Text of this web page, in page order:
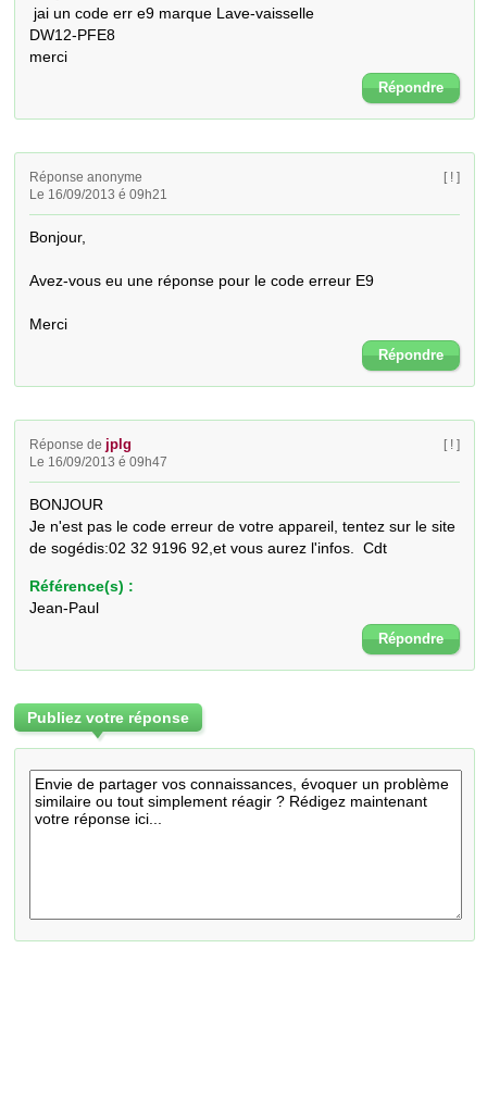
DW12-PFE8
merci
Répondre
Réponse anonyme
Le 16/09/2013 é 09h21
[ ! ]
Bonjour,
Avez-vous eu une réponse pour le code erreur E9
Merci
Répondre
Réponse de jplg
Le 16/09/2013 é 09h47
[ ! ]
BONJOUR
Je n'est pas le code erreur de votre appareil, tentez sur le site
de sogédis:02 32 9196 92,et vous aurez l'infos.  Cdt
Référence(s) :
Jean-Paul
Répondre
Publiez votre réponse